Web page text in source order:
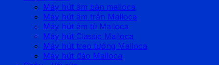
Máy hút âm bàn malloca
Máy hút âm trần Malloca
Máy hút âm tủ Malloca
Máy hút Classic Malloca
Máy hút treo tường Malloca
Máy hút đảo Malloca